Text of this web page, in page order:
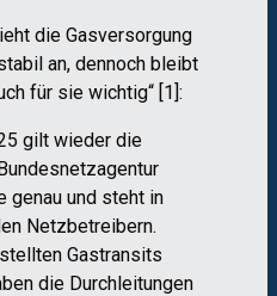
die Gasversorgung
an, dennoch bleibt
für sie wichtig“ [1]:
gilt wieder die
genau und steht in
Netzbetreibern.
Gastransits
die Durchleitungen